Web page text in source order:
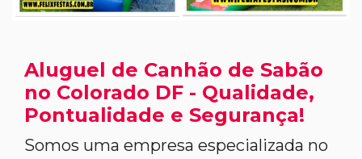
Aluguel de Canhão de Sabão
no Colorado DF - Qualidade,
Pontualidade e Segurança!
Somos uma empresa especializada no